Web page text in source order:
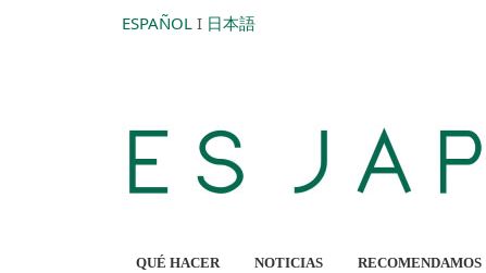
ESPAÑOL I 日本語
QUÉ HACER NOTICIAS RECOMENDAMOS